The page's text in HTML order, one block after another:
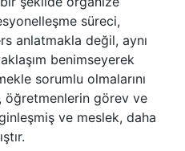
süreci,
anlatmakla değil, aynı
benimseyerek
sorumlu olmalarını
öğretmenlerin görev ve
ve meslek, daha